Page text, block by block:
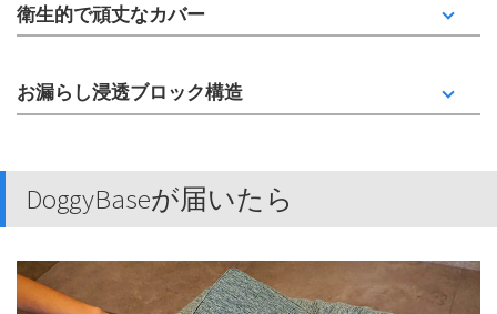
衛生的で頑丈なカバー
お漏らし浸透ブロック構造
DoggyBaseが届いたら